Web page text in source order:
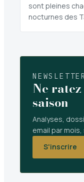
sont pleines
nocturnes des
NEWSLETTER
Ne
saison
Analyses,
email par mois,
S'inscrire